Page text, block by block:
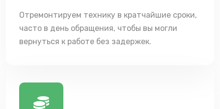
Отремонтируем технику в кратчайшие сроки,
часто в день обращения, чтобы вы могли
вернуться к работе без задержек.